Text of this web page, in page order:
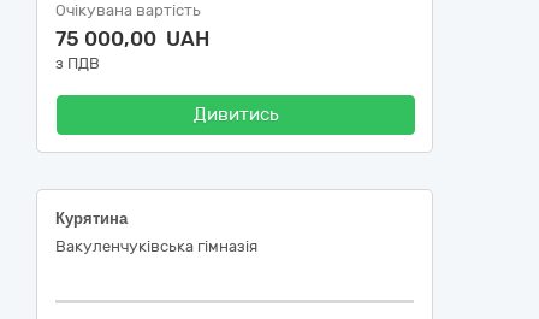
Очікувана вартість
75 000,00 UAH
з ПДВ
Дивитись
Курятина
Вакуленчуківська гімназія